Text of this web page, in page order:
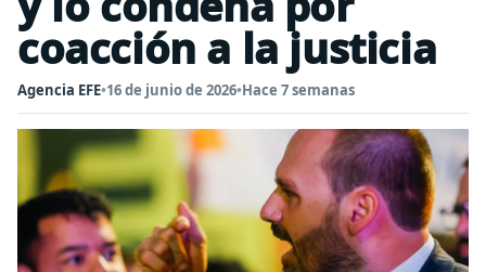
coacción a la justicia
Agencia EFE•16 de junio de 2026•Hace 7 semanas